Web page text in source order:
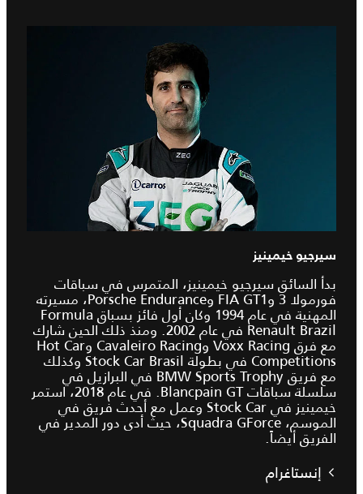
سيرجيو خيمينيز
بدأ السائق سيرجيو خيمينيز، المتمرس في سباقات
فورمولا 3 وFIA GT1 وPorsche Endurance، مسيرته
المهنية في عام 1994 وكان أول فائز بسباق Formula
Renault Brazil في عام 2002. ومنذ ذلك الحين شارك
مع فرق Voxx Racing وCavaleiro Racing وHot Car
Competitions في بطولة Stock Car Brasil وكذلك
مع فريق BMW Sports Trophy في البرازيل في
سلسلة سباقات Blancpain GT. في عام 2018، استمر
خيمينيز في Stock Car وعمل مع أحدث فريق في
الموسم، Squadra GForce، حيث أدى دور المدير في
الفريق أيضاً.
إنستاغرام